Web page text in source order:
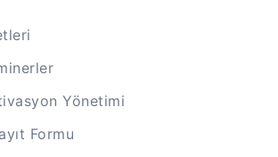
Yönetimi
Formu